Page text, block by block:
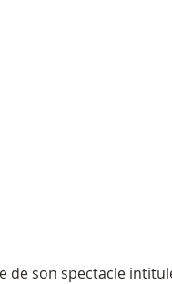
de son spectacle